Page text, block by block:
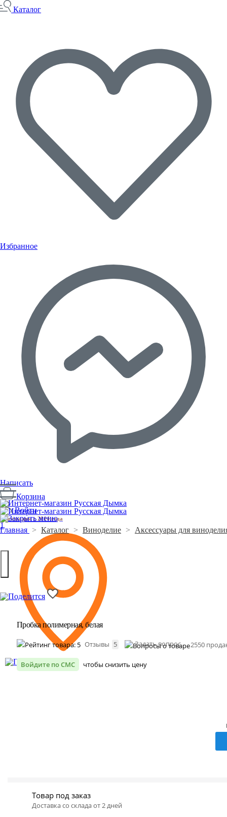
Каталог
Избранное
Написать
Корзина
Войти
Производим с 2014 года
1
Главная > Каталог > Виноделие > Аксессуары для
Пробка полимерная, белая
Отзывы 5 Задать вопрос 2550
Войдите по СМС чтобы снизить цену
Товар под заказ
Доставка со склада от 2 дней